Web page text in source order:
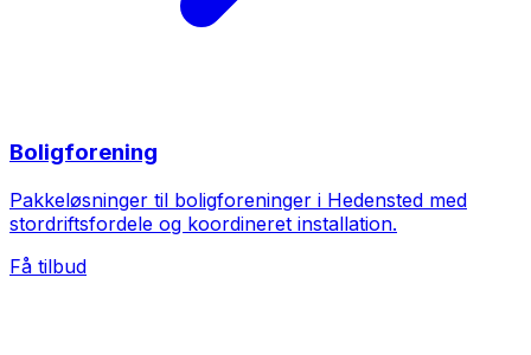
Boligforening
Pakkeløsninger til boligforeninger i Hedensted med
stordriftsfordele og koordineret installation.
Få tilbud